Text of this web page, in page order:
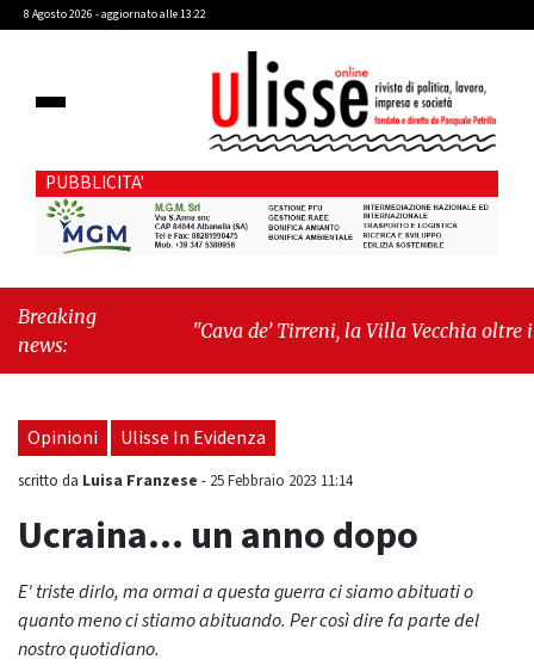
8 Agosto 2026 - aggiornato alle 13:22
PUBBLICITA'
Breaking
news:
"Cava de’ Tirreni, la Villa Vecchia oltre i
seduta consiliare: “Serve chiarezza!”"
Opinioni Ulisse In Evidenza
scritto da Luisa Franzese - 25 Febbraio 2023 11:14
Ucraina… un anno dopo
E' triste dirlo, ma ormai a questa guerra ci siamo abituati o
quanto meno ci stiamo abituando. Per così dire fa parte del
nostro quotidiano.